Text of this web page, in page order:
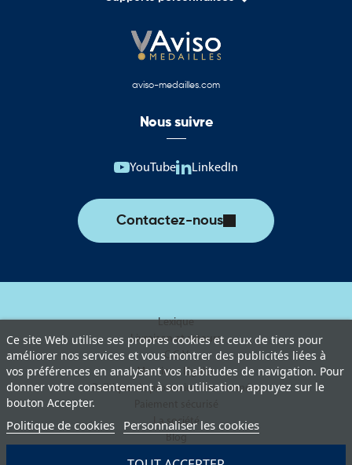
Ce site Web utilise ses propres cookies et ceux de tiers pour
améliorer nos services et vous montrer des publicités liées à
vos préférences en analysant vos habitudes de navigation. Pour
donner votre consentement à son utilisation, appuyez sur le
bouton Accepter.
Politique de cookies Personnaliser les cookies
aviso-medailles.com
Nous suivre
YouTube LinkedIn
Contactez-nous
Lexique
Livraison et retours
C.G.V
Mentions légales
Politique de protection des données
La société
Blog